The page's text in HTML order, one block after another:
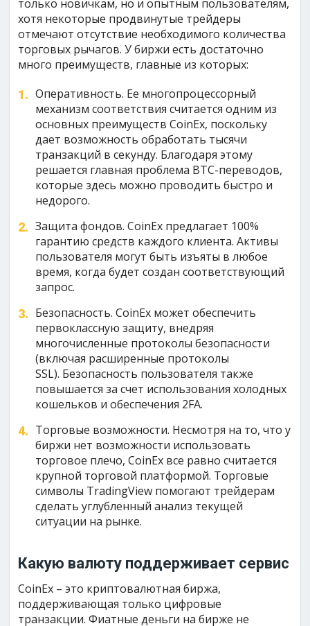
только новичкам, но и опытным пользователям,
хотя некоторые продвинутые трейдеры
отмечают отсутствие необходимого количества
торговых рычагов. У биржи есть достаточно
много преимуществ, главные из которых:
Оперативность. Ее многопроцессорный
механизм соответствия считается одним из
основных преимуществ CoinEx, поскольку
дает возможность обработать тысячи
транзакций в секунду. Благодаря этому
решается главная проблема BTC-переводов,
которые здесь можно проводить быстро и
недорого.
Защита фондов. CoinEx предлагает 100%
гарантию средств каждого клиента. Активы
пользователя могут быть изъяты в любое
время, когда будет создан соответствующий
запрос.
Безопасность. CoinEx может обеспечить
первоклассную защиту, внедряя
многочисленные протоколы безопасности
(включая расширенные протоколы
SSL). Безопасность пользователя также
повышается за счет использования холодных
кошельков и обеспечения 2FA.
Торговые возможности. Несмотря на то, что у
биржи нет возможности использовать
торговое плечо, CoinEx все равно считается
крупной торговой платформой. Торговые
символы TradingView помогают трейдерам
сделать углубленный анализ текущей
ситуации на рынке.
Какую валюту поддерживает сервис
CoinEx – это криптовалютная биржа,
поддерживающая только цифровые
транзакции. Фиатные деньги на бирже не